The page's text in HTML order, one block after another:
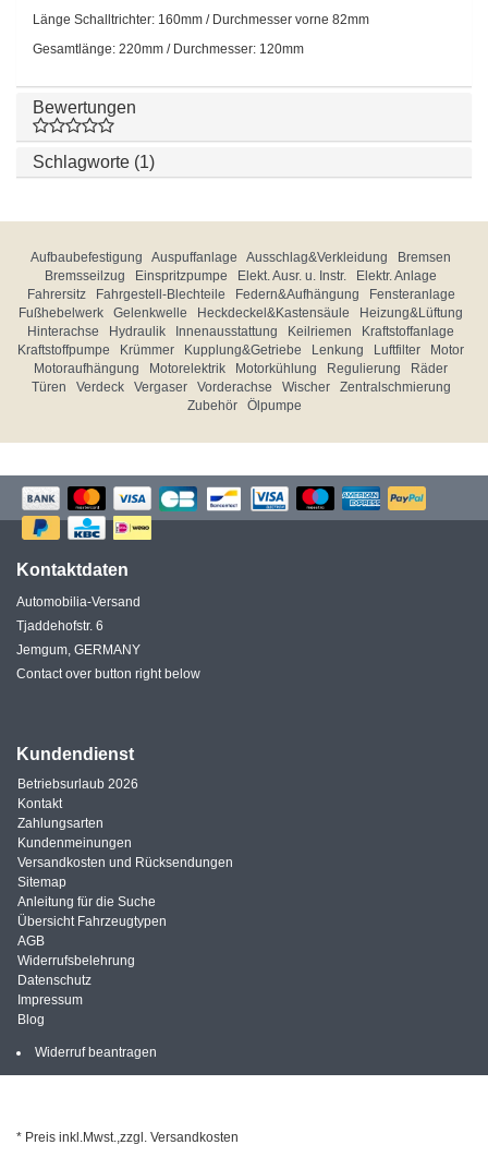
Länge Schalltrichter: 160mm / Durchmesser vorne 82mm
Gesamtlänge: 220mm / Durchmesser: 120mm
Bewertungen
Schlagworte (1)
Aufbaubefestigung Auspuffanlage Ausschlag&Verkleidung
Bremsen
Bremsseilzug
Einspritzpumpe Elekt. Ausr. u. Instr.
Elektr. Anlage
Fahrersitz
Fahrgestell-Blechteile Federn&Aufhängung
Fensteranlage
Fußhebelwerk
Gelenkwelle Heckdeckel&Kastensäule
Heizung&Lüftung
Hinterachse
Hydraulik Innenausstattung Keilriemen
Kraftstoffanlage
Kraftstoffpumpe
Krümmer Kupplung&Getriebe Lenkung Luftfilter
Motor
Motoraufhängung
Motorelektrik Motorkühlung Regulierung
Räder
Türen
Verdeck Vergaser Vorderachse Wischer
Zentralschmierung
Zubehör
Ölpumpe
Kontaktdaten
Automobilia-Versand
Tjaddehofstr. 6
Jemgum, GERMANY
Contact over button right below
Kundendienst
Betriebsurlaub 2026
Kontakt
Zahlungsarten
Kundenmeinungen
Versandkosten und Rücksendungen
Sitemap
Anleitung für die Suche
Übersicht Fahrzeugtypen
AGB
Widerrufsbelehrung
Datenschutz
Impressum
Blog
Widerruf beantragen
* Preis inkl.Mwst.,zzgl. Versandkosten